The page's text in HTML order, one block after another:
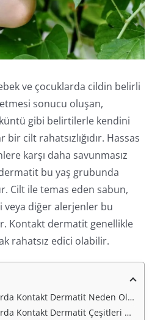
ve çocuklarda cildin belirli
sonucu oluşan,
gibi belirtilerle kendini
cilt rahatsızlığıdır. Hassas
karşı daha savunmasız
bu yaş grubunda
Cilt ile temas eden sabun,
diğer alerjenler bu
Kontakt dermatit genellikle
rahatsız edici olabilir.
Kontakt Dermatit Neden Olur?
Dermatit Çeşitleri Nelerdir?